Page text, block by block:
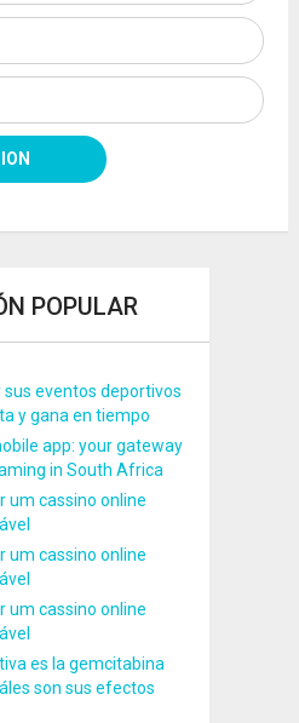
POPULAR
sus eventos deportivos
y gana en tiempo
app: your gateway
in South Africa
um cassino online
um cassino online
um cassino online
es la gemcitabina
son sus efectos